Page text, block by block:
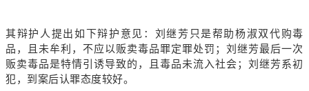
其辩护人提出如下辩护意见：刘继芳只是帮助杨淑双代购毒
品，且未牟利，不应以贩卖毒品罪定罪处罚；刘继芳最后一次
贩卖毒品是特情引诱导致的，且毒品未流入社会；刘继芳系初
犯，到案后认罪态度较好。